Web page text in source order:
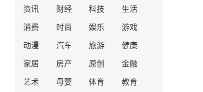
资讯 财经 科技 生活
消费 时尚 娱乐 游戏
动漫 汽车 旅游 健康
家居 房产 原创 金融
艺术 母婴 体育 教育